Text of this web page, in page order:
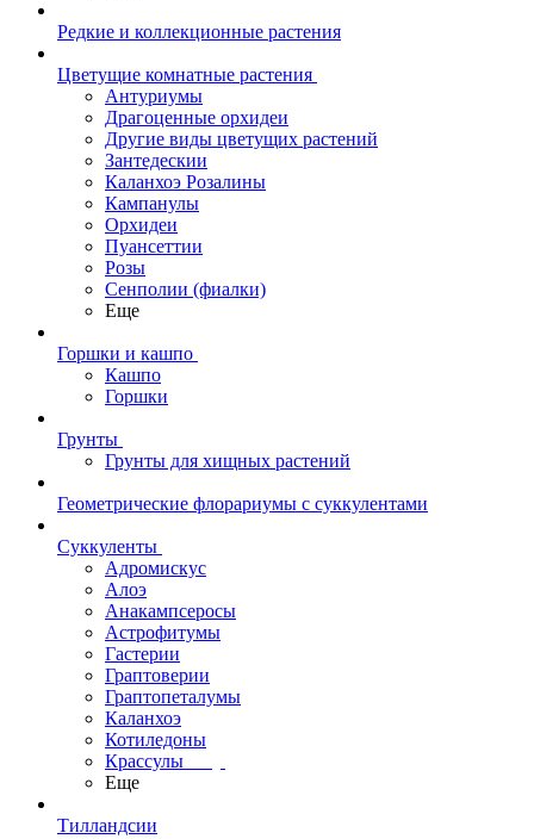
Редкие и коллекционные растения
Цветущие комнатные растения
Антуриумы
Драгоценные орхидеи
Другие виды цветущих растений
Зантедескии
Каланхоэ Розалины
Кампанулы
Орхидеи
Пуансеттии
Розы
Сенполии (фиалки)
Еще
Горшки и кашпо
Кашпо
Горшки
Грунты
Грунты для хищных растений
Геометрические флорариумы с суккулентами
Суккуленты
Адромискус
Алоэ
Анакампсеросы
Астрофитумы
Гастерии
Граптоверии
Граптопеталумы
Каланхоэ
Котиледоны
Крассулы
Еще
Тилландсии